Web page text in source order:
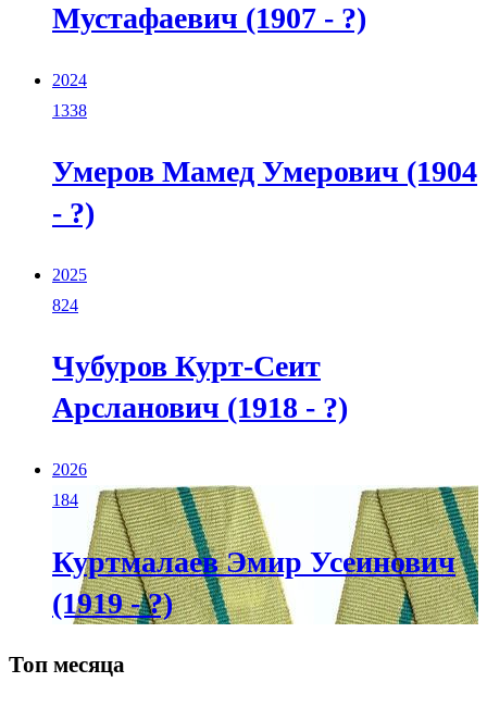
Мустафаевич (1907 - ?)
2024
1338
Умеров Мамед Умерович (1904
- ?)
2025
824
Чубуров Курт-Сеит
Арсланович (1918 - ?)
2026
184
Куртмалаев Эмир Усеинович
(1919 - ?)
Топ месяца